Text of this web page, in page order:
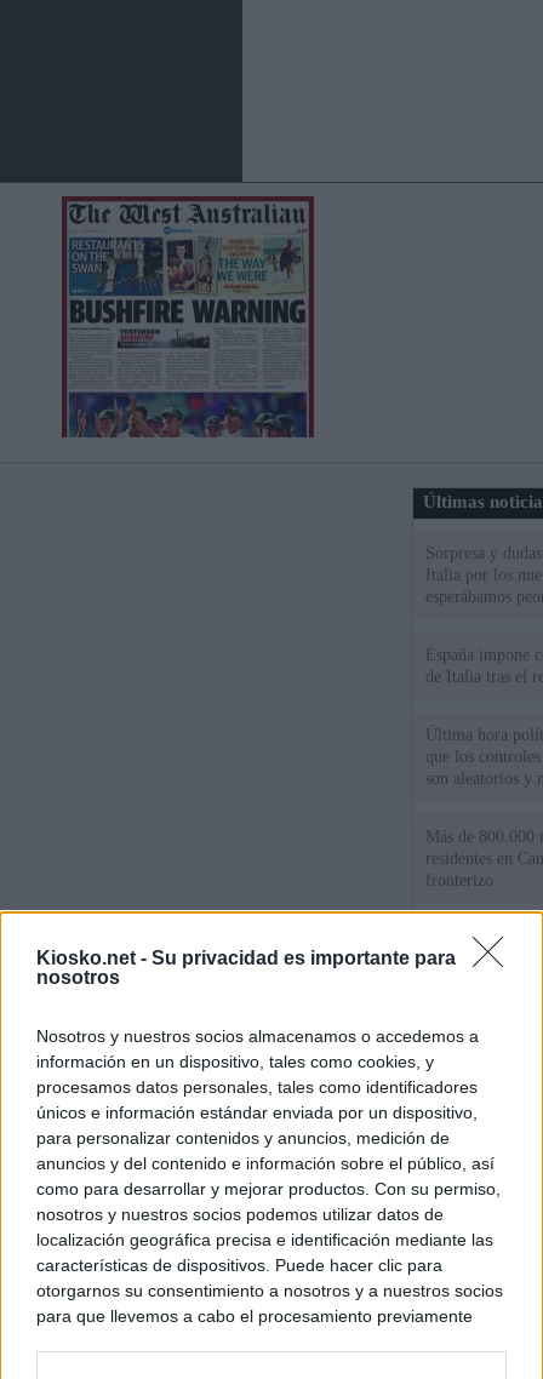
Kiosko.net - Su privacidad es importante para
nosotros
Nosotros y nuestros socios almacenamos o accedemos a
información en un dispositivo, tales como cookies, y
procesamos datos personales, tales como identificadores
únicos e información estándar enviada por un dispositivo,
para personalizar contenidos y anuncios, medición de
anuncios y del contenido e información sobre el público, así
como para desarrollar y mejorar productos. Con su permiso,
nosotros y nuestros socios podemos utilizar datos de
localización geográfica precisa e identificación mediante las
características de dispositivos. Puede hacer clic para
otorgarnos su consentimiento a nosotros y a nuestros socios
para que llevemos a cabo el procesamiento previamente
Últimas
Sorpresa y
Italia por los
esperábamos
España impone
de Italia tras el
Última hora
que los
son aleatorios y
Más de 800.000
residentes en
fronterizo
Qué hay detrás
España por la
personas se
algo"
© Kiosko.net Aviso Legal Privacidad y Cookies